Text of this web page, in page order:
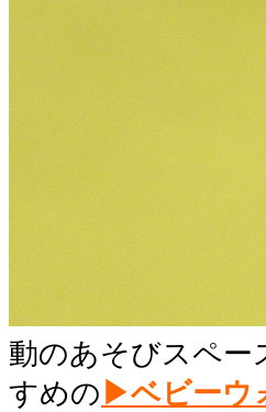
動のあそびスペー
すめの ▶ベビーウ